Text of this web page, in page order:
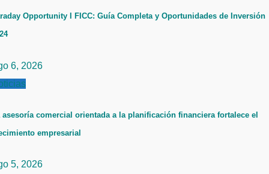
Opportunity I FICC: Guía Completa y Oportunidades de Inversión
6, 2026
asesoría comercial orientada a la planificación financiera fortalece el
empresarial
5, 2026